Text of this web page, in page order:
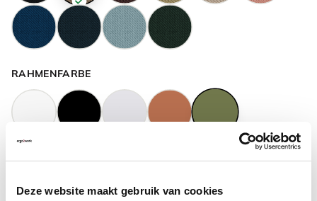
Deze website maakt gebruik van cookies
RAHMENFARBE
GASFEDERHÖHE